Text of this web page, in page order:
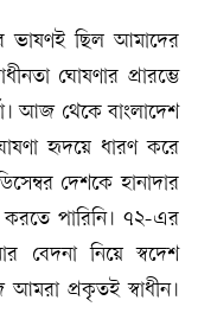
ভাষণই ছিল আমাদের
ঘোষণার প্রারম্ভে
আজ থেকে বাংলাদেশ
ঘোষণা হৃদয়ে ধারণ করে
দেশকে হানাদার
পারিনি। ৭২-এর
বেদনা নিয়ে স্বদেশ
প্রকৃতই স্বাধীন।